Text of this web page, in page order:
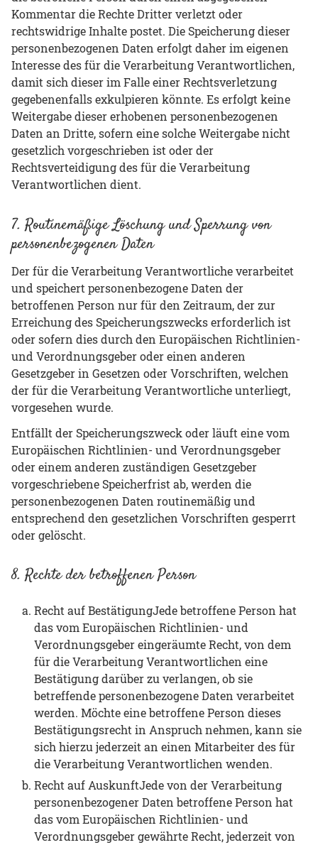
Kommentar die Rechte Dritter verletzt oder
rechtswidrige Inhalte postet. Die Speicherung dieser
personenbezogenen Daten erfolgt daher im eigenen
Interesse des für die Verarbeitung Verantwortlichen,
damit sich dieser im Falle einer Rechtsverletzung
gegebenenfalls exkulpieren könnte. Es erfolgt keine
Weitergabe dieser erhobenen personenbezogenen
Daten an Dritte, sofern eine solche Weitergabe nicht
gesetzlich vorgeschrieben ist oder der
Rechtsverteidigung des für die Verarbeitung
Verantwortlichen dient.
7. Routinemäßige Löschung und Sperrung von
personenbezogenen Daten
Der für die Verarbeitung Verantwortliche verarbeitet
und speichert personenbezogene Daten der
betroffenen Person nur für den Zeitraum, der zur
Erreichung des Speicherungszwecks erforderlich ist
oder sofern dies durch den Europäischen Richtlinien-
und Verordnungsgeber oder einen anderen
Gesetzgeber in Gesetzen oder Vorschriften, welchen
der für die Verarbeitung Verantwortliche unterliegt,
vorgesehen wurde.
Entfällt der Speicherungszweck oder läuft eine vom
Europäischen Richtlinien- und Verordnungsgeber
oder einem anderen zuständigen Gesetzgeber
vorgeschriebene Speicherfrist ab, werden die
personenbezogenen Daten routinemäßig und
entsprechend den gesetzlichen Vorschriften gesperrt
oder gelöscht.
8. Rechte der betroffenen Person
Recht auf BestätigungJede betroffene Person hat
das vom Europäischen Richtlinien- und
Verordnungsgeber eingeräumte Recht, von dem
für die Verarbeitung Verantwortlichen eine
Bestätigung darüber zu verlangen, ob sie
betreffende personenbezogene Daten verarbeitet
werden. Möchte eine betroffene Person dieses
Bestätigungsrecht in Anspruch nehmen, kann sie
sich hierzu jederzeit an einen Mitarbeiter des für
die Verarbeitung Verantwortlichen wenden.
Recht auf AuskunftJede von der Verarbeitung
personenbezogener Daten betroffene Person hat
das vom Europäischen Richtlinien- und
Verordnungsgeber gewährte Recht, jederzeit von